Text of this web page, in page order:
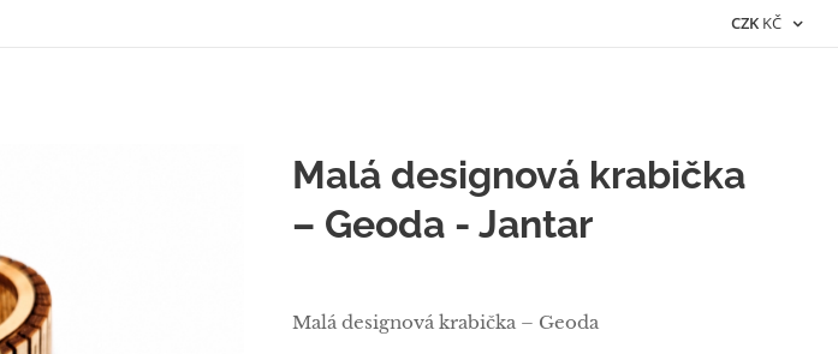
CZK KČ
Malá designová krabička
– Geoda - Jantar
Malá designová krabička – Geoda